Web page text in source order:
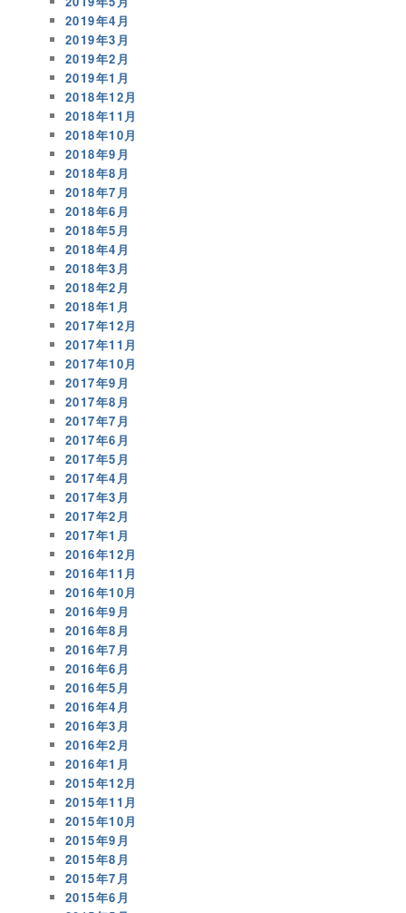
2019年4月
2019年3月
2019年2月
2019年1月
2018年12月
2018年11月
2018年10月
2018年9月
2018年8月
2018年7月
2018年6月
2018年5月
2018年4月
2018年3月
2018年2月
2018年1月
2017年12月
2017年11月
2017年10月
2017年9月
2017年8月
2017年7月
2017年6月
2017年5月
2017年4月
2017年3月
2017年2月
2017年1月
2016年12月
2016年11月
2016年10月
2016年9月
2016年8月
2016年7月
2016年6月
2016年5月
2016年4月
2016年3月
2016年2月
2016年1月
2015年12月
2015年11月
2015年10月
2015年9月
2015年8月
2015年7月
2015年6月